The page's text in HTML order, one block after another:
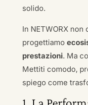
solido.
In NETWORX
progettiamo
prestazioni. Ma
Mettiti comodo,
spiego come